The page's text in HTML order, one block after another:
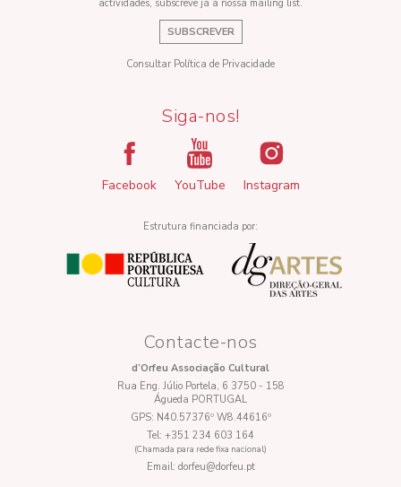
actividades, subscreve já a nossa mailing list.
SUBSCREVER
Consultar Política de Privacidade
Siga-nos!
Facebook YouTube Instagram
Estrutura financiada por:
Contacte-nos
d’Orfeu Associação Cultural
Rua Eng. Júlio Portela, 6 3750 - 158
Águeda PORTUGAL
GPS: N40.57376º W8.44616º
Tel: +351 234 603 164
(Chamada para rede fixa nacional)
Email: dorfeu@dorfeu.pt